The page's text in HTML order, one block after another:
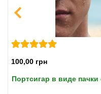
100,00 грн
Портсигар в виде пачки